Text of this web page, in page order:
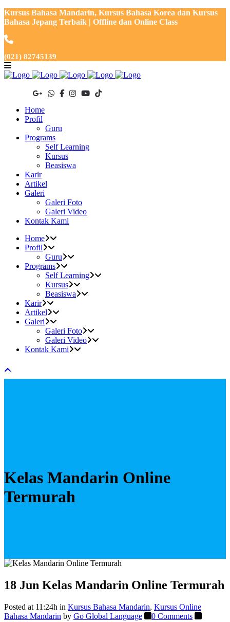
Kursus Bahasa Mandarin, Kursus Bahasa Korea dan Kursus
Bahasa Jepang Terbaik | Offline dan Online Class
(021) 82745139
Home
Profil
Guru
Programs
Self Learning
Kursus
Beasiswa
Karir
Artikel
Galeri
Galeri Foto
Galeri Video
Kontak Kami
Home
Profil
Guru
Programs
Self Learning
Kursus
Beasiswa
Karir
Artikel
Galeri
Galeri Foto
Galeri Video
Kontak Kami
Kelas Mandarin Online
Termurah
18 Jun Kelas Mandarin Online Termurah
Posted at 11:24h in Kursus Bahasa Mandarin, Kursus Online
Bahasa Mandarin by Go Global Language
0 Comments